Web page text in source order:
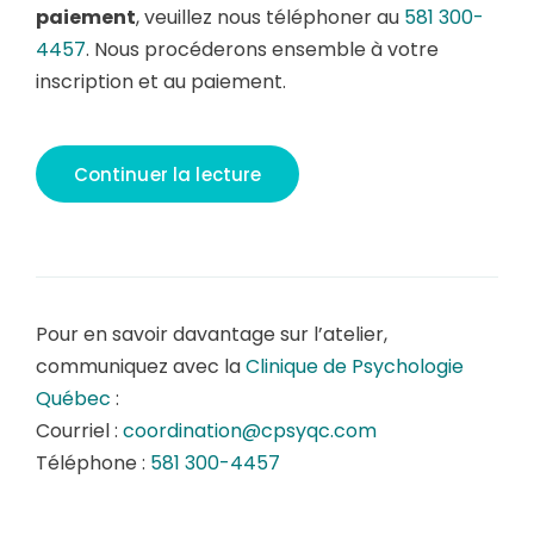
paiement, veuillez nous téléphoner au 581 300-
4457. Nous procéderons ensemble à votre
inscription et au paiement.
Continuer la lecture
Pour en savoir davantage sur l’atelier,
communiquez avec laClinique de Psychologie
Québec :
Courriel : coordination@cpsyqc.com
Téléphone : 581 300-4457